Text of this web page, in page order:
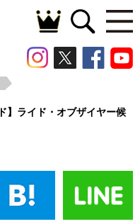
】ライド・オブザイヤー候